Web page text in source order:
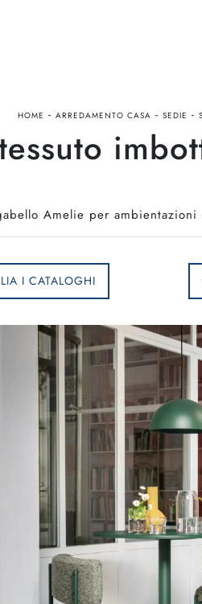
HOME - ARREDAMENTO CASA - SEDIE -
Amelie per
I CATALOGHI